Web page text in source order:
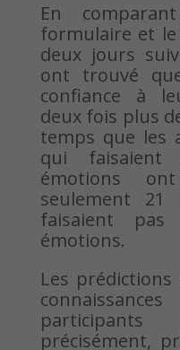
En
formulaire et
deux jours
ont trouvé
confiance à
deux fois plus
temps que les
qui faisaient
émotions
seulement
faisaient
émotions.
Les
participants
précisément,